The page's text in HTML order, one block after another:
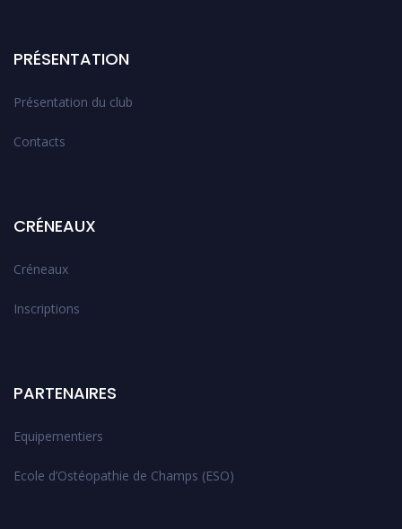
PRÉSENTATION
Présentation du club
Contacts
CRÉNEAUX
Créneaux
Inscriptions
PARTENAIRES
Equipementiers
Ecole d’Ostéopathie de Champs (ESO)